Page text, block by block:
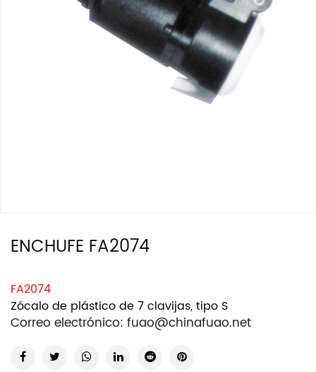
ENCHUFE FA2074
FA2074
Zócalo de plástico de 7 clavijas, tipo S
Correo electrónico: fuao@chinafuao.net